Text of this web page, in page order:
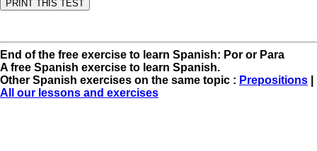
End of the free exercise to learn Spanish: Por or Para
A free Spanish exercise to learn Spanish.
Other Spanish exercises on the same topic : Prepositions
All our lessons and exercises